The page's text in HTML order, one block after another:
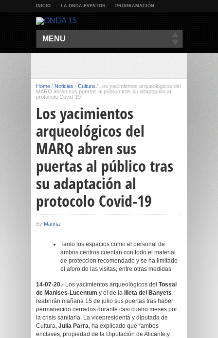
INICIO LA ONDA EVENTOS PROGRAMACIÓN
MENU
Home / Noticias / Cultura / Los yacimientos arqueológicos del
MARQ abren sus puertas al público tras su adaptación al
protocolo Covid-19
Los yacimientos
arqueológicos del
MARQ abren sus
puertas al público tras
su adaptación al
protocolo Covid-19
By Marina
Tanto los espacios como el personal de
ambos centros cuentan con todo el material
de protección recomendado y se ha limitado
el aforo de las visitas, entre otras medidas
14-07-20.- Los yacimientos arqueológicos del Tossal
de Manises-Lucentum y el de la
Illeta del Banyets
reabrirán mañana 15 de julio sus puertas tras haber
permanecido cerrados durante casi cuatro meses por
la crisis sanitaria. La vicepresidenta y diputada de
Cultura, Julia Parra, ha explicado que “ambos
enclaves, propiedad de la Diputación de Alicante y